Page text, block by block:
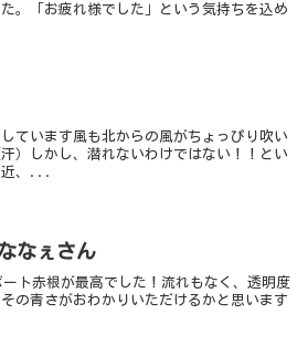
。「お疲れ様でした」という気持ちを込め
ています風も北からの風がちょっぴり吹い
）しかし、潜れないわけではない！！とい
近、...
なぇさん
ト赤根が最高でした！流れもなく、透明度
の青さがおわかりいただけるかと思います